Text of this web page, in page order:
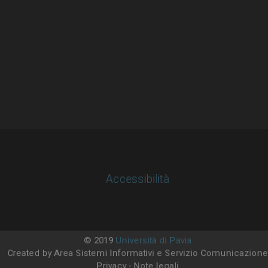
Accessibilità
© 2019 Università di Pavia
Created by Area Sistemi Informativi e Servizio Comunicazione
Privacy - Note legali